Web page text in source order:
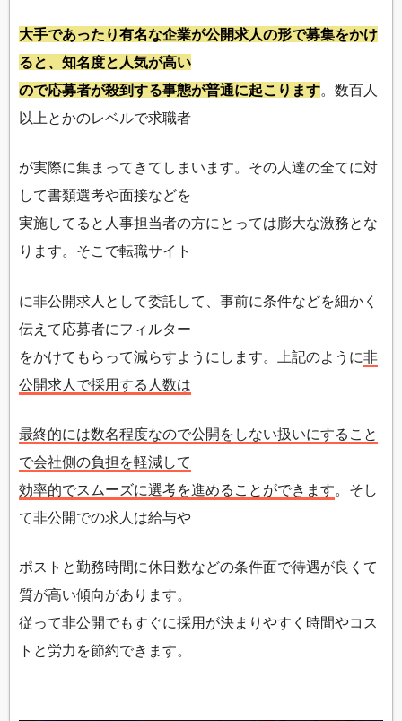
大手であったり有名な企業が公開求人の形で募集をかけ
ると、知名度と人気が高い
ので応募者が殺到する事態が普通に起こります。数百人
以上とかのレベルで求職者
が実際に集まってきてしまいます。その人達の全てに対
して書類選考や面接などを
実施してると人事担当者の方にとっては膨大な激務とな
ります。そこで転職サイト
に非公開求人として委託して、事前に条件などを細かく
伝えて応募者にフィルター
をかけてもらって減らすようにします。上記のように非
公開求人で採用する人数は
最終的には数名程度なので公開をしない扱いにすること
で会社側の負担を軽減して
効率的でスムーズに選考を進めることができます。そし
て非公開での求人は給与や
ポストと勤務時間に休日数などの条件面で待遇が良くて
質が高い傾向があります。
従って非公開でもすぐに採用が決まりやすく時間やコス
トと労力を節約できます。